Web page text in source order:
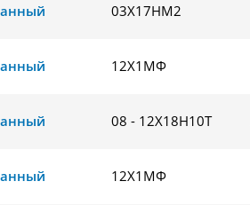
03Х17НМ2
12Х1МФ
08 - 12Х18Н10Т
12Х1МФ